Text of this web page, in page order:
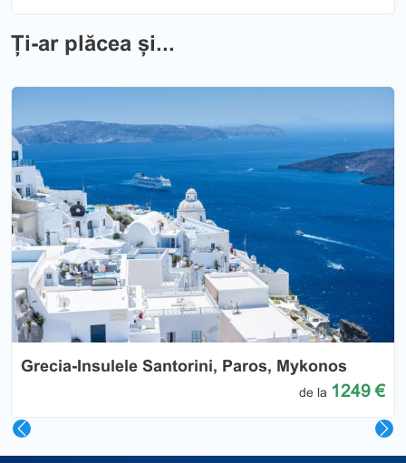
Ți-ar plăcea și...
Grecia-Insulele Santorini, Paros, Mykonos
de la 1249 €
Previous